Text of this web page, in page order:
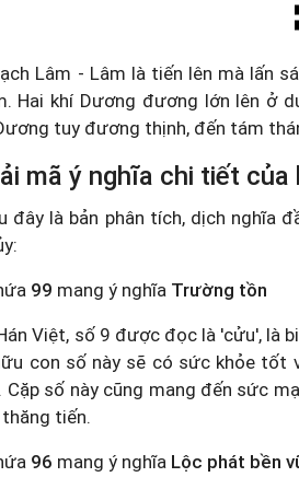
Lâm - Lâm là tiến lên mà lấn
Hai khí Dương đương lớn lên ở
tuy đương thịnh, đến tám
mã ý nghĩa chi tiết
đây là bản phân tích, dịch nghĩa
99 mang ý nghĩa Trường tồn
Việt, số 9 được đọc là 'cửu', là
con số này sẽ có sức khỏe tốt
Cặp số này cũng mang đến sức
tiến.
96 mang ý nghĩa Lộc phát bền